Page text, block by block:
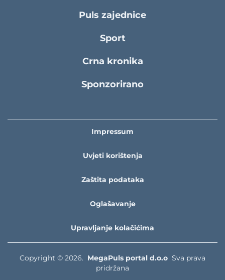
Puls zajednice
Sport
Crna kronika
Sponzorirano
Impressum
Uvjeti korištenja
Zaštita podataka
Oglašavanje
Upravljanje kolačićima
Copyright © 2026. MegaPuls portal d.o.o Sva prava
pridržana